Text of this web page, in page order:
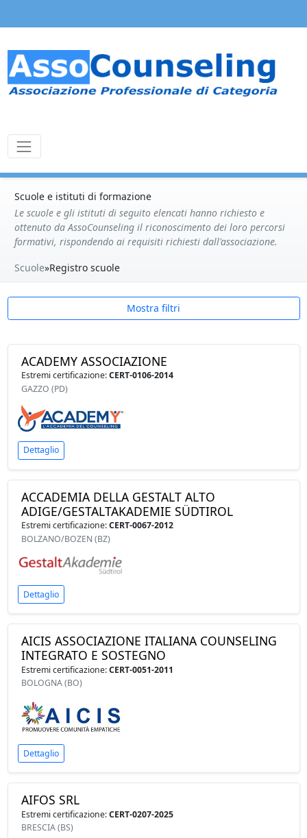
Scuole e istituti di formazione
Le scuole e gli istituti di seguito elencati hanno richiesto e
ottenuto da AssoCounseling il riconoscimento dei loro percorsi
formativi, rispondendo ai requisiti richiesti dall'associazione.
Scuole»Registro scuole
ACADEMY ASSOCIAZIONE
Estremi certificazione:CERT-0106-2014
GAZZO (PD)
Dettaglio
ACCADEMIA DELLA GESTALT ALTO
ADIGE/GESTALTAKADEMIE SÜDTIROL
Estremi certificazione:CERT-0067-2012
BOLZANO/BOZEN (BZ)
Dettaglio
AICIS ASSOCIAZIONE ITALIANA COUNSELING
INTEGRATO E SOSTEGNO
Estremi certificazione:CERT-0051-2011
BOLOGNA (BO)
Dettaglio
AIFOS SRL
Estremi certificazione:CERT-0207-2025
BRESCIA (BS)
Mostra filtri